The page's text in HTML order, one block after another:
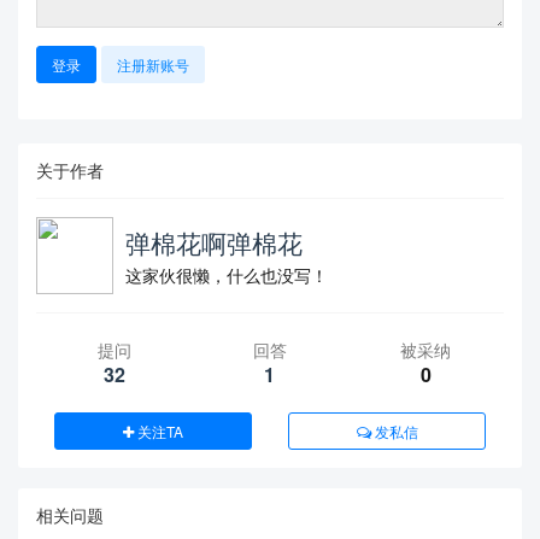
登录 注册新账号
关于作者
弹棉花啊弹棉花
这家伙很懒，什么也没写！
提问
32
回答
1
被采纳
0
关注TA 发私信
相关问题